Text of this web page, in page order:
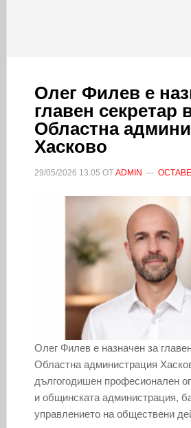
Олег Филев е
главен секретар
Областна
Хасково
29/05/2026 13:05 ОТ ADMIN
Олег Филев е назначен за
Областна администрация
дългогодишен професионален
и общинската администрация,
управлението на обществени